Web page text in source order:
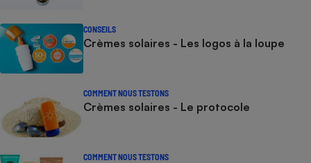
CONSEILS
Crèmes solaires - Les logos à la loupe
COMMENT NOUS TESTONS
Crèmes solaires - Le protocole
COMMENT NOUS TESTONS